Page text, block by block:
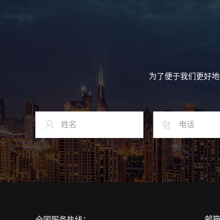
为了便于我们更好